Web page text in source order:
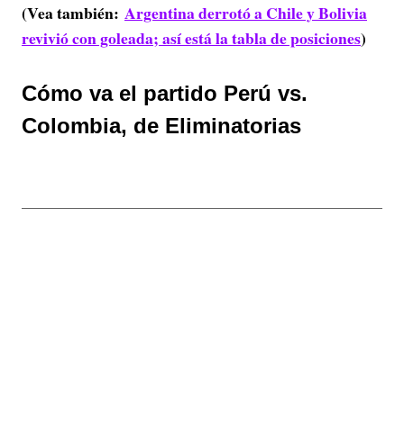
(Vea también: Argentina derrotó a Chile y Bolivia
revivió con goleada; así está la tabla de posiciones)
Cómo va el partido Perú vs.
Colombia, de Eliminatorias